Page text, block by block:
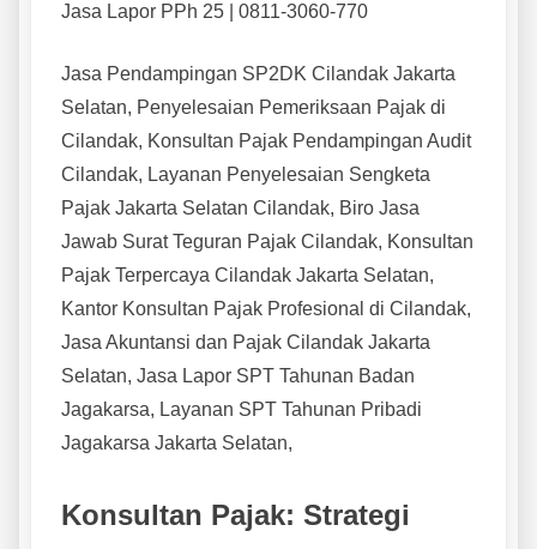
Jasa Lapor PPh 25 | 0811-3060-770
Jasa Pendampingan SP2DK Cilandak Jakarta
Selatan, Penyelesaian Pemeriksaan Pajak di
Cilandak, Konsultan Pajak Pendampingan Audit
Cilandak, Layanan Penyelesaian Sengketa
Pajak Jakarta Selatan Cilandak, Biro Jasa
Jawab Surat Teguran Pajak Cilandak, Konsultan
Pajak Terpercaya Cilandak Jakarta Selatan,
Kantor Konsultan Pajak Profesional di Cilandak,
Jasa Akuntansi dan Pajak Cilandak Jakarta
Selatan, Jasa Lapor SPT Tahunan Badan
Jagakarsa, Layanan SPT Tahunan Pribadi
Jagakarsa Jakarta Selatan,
Konsultan Pajak: Strategi